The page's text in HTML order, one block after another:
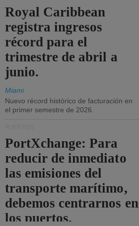
Royal Caribbean
registra ingresos
récord para el
trimestre de abril a
junio.
Miami
Nuevo récord histórico de facturación en
el primer semestre de 2026.
PortXchange: Para
reducir de inmediato
las emisiones del
transporte marítimo,
debemos centrarnos en
los puertos.